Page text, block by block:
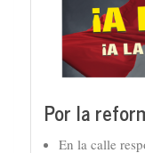
Por la
En la calle